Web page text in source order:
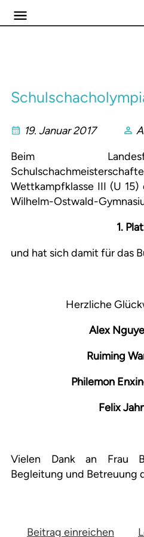
19. Januar 2017
Beim
Wettkampfklasse III (U
Wilhelm-Ostwald-
1.
und hat sich damit für das
Herzliche
Alex
Ruiming
Philemon
Felix
Vielen Dank an Frau
Begleitung und Betreuung
Beitrag einreichen